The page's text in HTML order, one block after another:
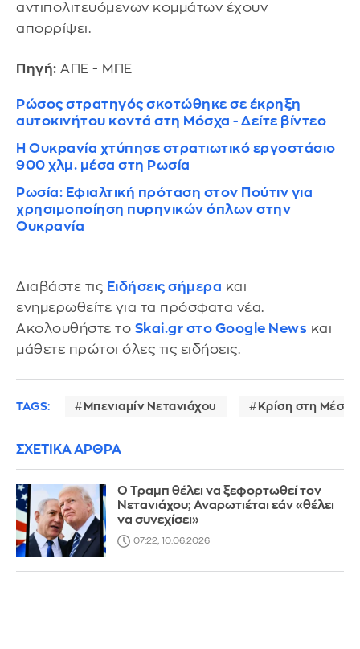
αντιπολιτευόμενων κομμάτων έχουν
απορρίψει.
Πηγή: ΑΠΕ - ΜΠΕ
Ρώσος στρατηγός σκοτώθηκε σε έκρηξη
αυτοκινήτου κοντά στη Μόσχα - Δείτε βίντεο
Η Ουκρανία χτύπησε στρατιωτικό εργοστάσιο
900 χλμ. μέσα στη Ρωσία
Ρωσία: Εφιαλτική πρόταση στον Πούτιν για
χρησιμοποίηση πυρηνικών όπλων στην
Ουκρανία
Διαβάστε τις Ειδήσεις σήμερα και
ενημερωθείτε για τα πρόσφατα νέα.
Ακολουθήστε το Skai.gr στο Google News και
μάθετε πρώτοι όλες τις ειδήσεις.
TAGS: Μπενιαμίν Νετανιάχου Κρίση στη Μέση
ΣΧΕΤΙΚΑ ΑΡΘΡΑ
Ο Τραμπ θέλει να ξεφορτωθεί τον
Νετανιάχου; Αναρωτιέται εάν «θέλει
να συνεχίσει»
07:22, 10.06.2026